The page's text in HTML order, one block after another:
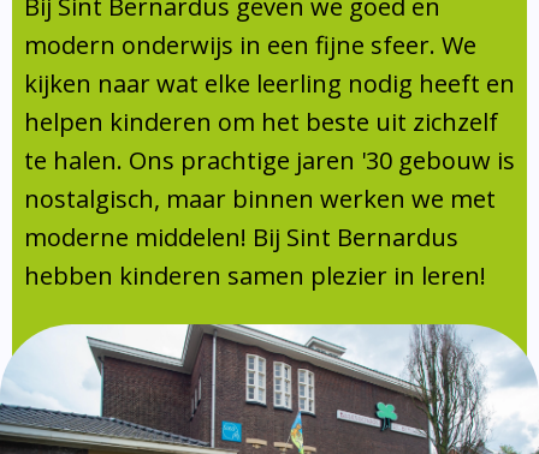
Leerlingenraad
Leerlingenzorg
Doorstroomtoets
Jeugdprofessional op school
Centrum Jeugd en Gezin
Schoollogopedie
schoolondersteuningsprofiel
Schooltijden
Absentie
Vakanties
Aanmelden
Schoolgids
Gezonde school
Kinderopvang
Medezeggenschapsraad (MR)
Formulieren
Klachtenregeling
Contact
Bij Sint Bernardus geven we goed en
modern onderwijs in een fijne sfeer. We
kijken naar wat elke leerling nodig heeft en
helpen kinderen om het beste uit zichzelf
te halen. Ons prachtige jaren '30 gebouw is
nostalgisch, maar binnen werken we met
moderne middelen! Bij Sint Bernardus
hebben kinderen samen plezier in leren!